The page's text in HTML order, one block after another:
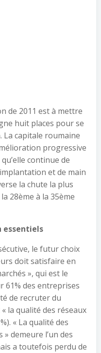
de 2011 est à mettre
huit places pour se
capitale roumaine
progressive
continue de
et de main
la chute la plus
28ème à la 35ème
essentiels
le futur choix
doit satisfaire en
», qui est le
des entreprises
de recruter du
la qualité des réseaux
« La qualité des
demeure l’un des
a toutefois perdu de